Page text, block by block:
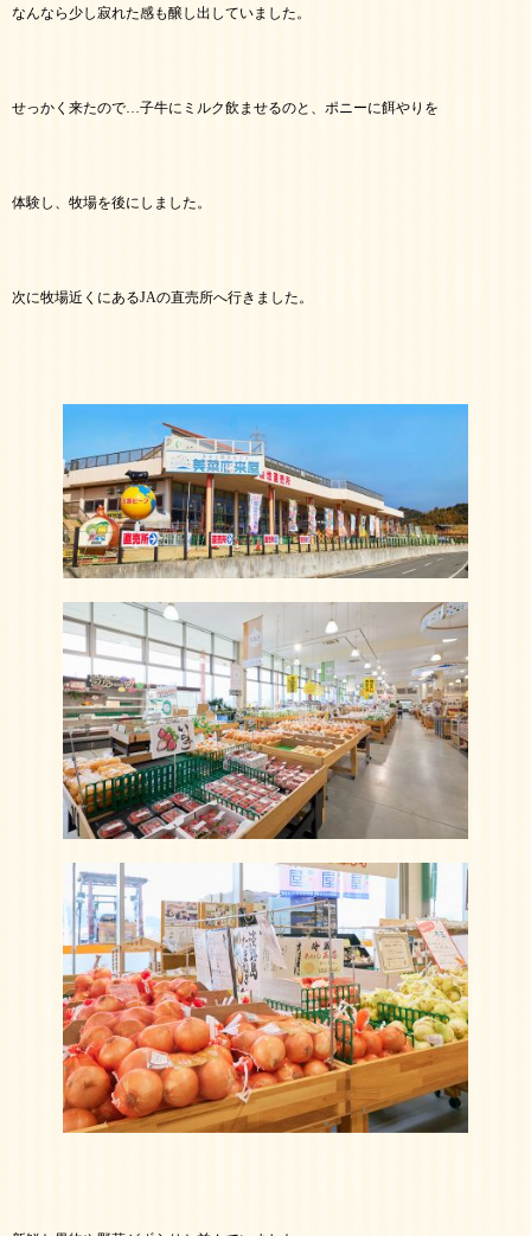
なんなら少し寂れた感も醸し出していました。
せっかく来たので…子牛にミルク飲ませるのと、ポニーに餌やりを
体験し、牧場を後にしました。
次に牧場近くにあるJAの直売所へ行きました。